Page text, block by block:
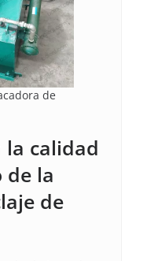
de
la calidad
de la
de